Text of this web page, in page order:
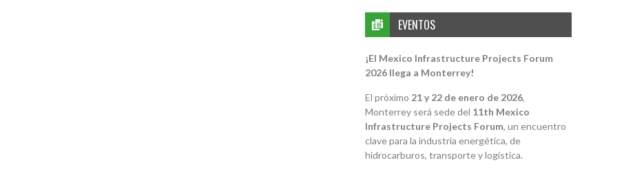
EVENTOS
¡El Mexico Infrastructure Projects Forum
2026 llega a Monterrey!
El próximo 21 y 22 de enero de 2026,
Monterrey será sede del 11th Mexico
Infrastructure Projects Forum, un encuentro
clave para la industria energética, de
hidrocarburos, transporte y logística.